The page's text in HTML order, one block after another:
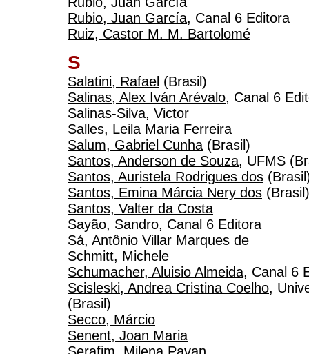
Rubio, Juan García, Canal 6 Editora
Ruiz, Castor M. M. Bartolomé
S
Salatini, Rafael (Brasil)
Salinas, Alex Iván Arévalo, Canal 6
Salinas-Silva, Victor
Salles, Leila Maria Ferreira
Salum, Gabriel Cunha(Brasil)
Santos, Anderson de Souza, UFMS
Santos, Auristela Rodrigues dos
Santos, Emina Márcia Nery dos (Brasil)
Santos, Valter da Costa
Sayão, Sandro, Canal 6 Editora
Sá, Antônio Villar Marques de
Schmitt, Michele
Schumacher, Aluisio Almeida, Canal 6
Scisleski, Andrea Cristina Coelho,
(Brasil)
Secco, Márcio
Senent, Joan Maria